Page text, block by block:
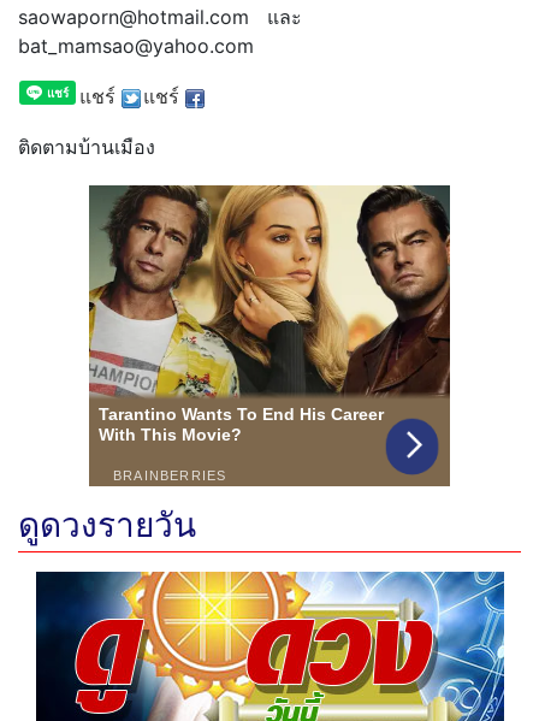
saowaporn@hotmail.com และ
bat_mamsao@yahoo.com
แชร์ แชร์
ติดตามบ้านเมือง
ดูดวงรายวัน